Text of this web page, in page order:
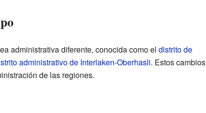
administrativa diferente, conocida como el distrito de
administrativo de Interlaken-Oberhasli. Estos cambios
de las regiones.